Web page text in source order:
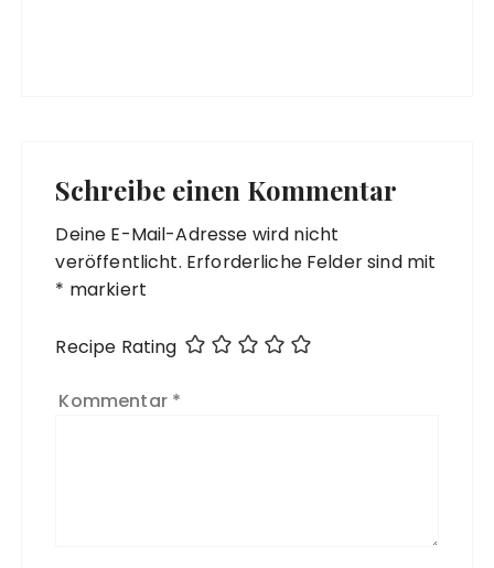
Schreibe einen Kommentar
Deine E-Mail-Adresse wird nicht
veröffentlicht. Erforderliche Felder sind mit
* markiert
Recipe Rating
Kommentar *